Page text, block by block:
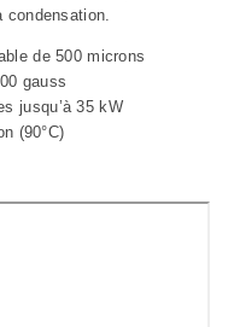
condensation.
de 500 microns
gauss
jusqu’à 35 kW
(90°C)